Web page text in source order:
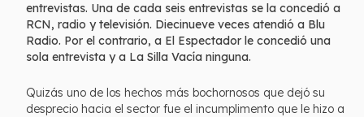
entrevistas. Una de cada seis entrevistas se la concedió a
RCN, radio y televisión. Diecinueve veces atendió a Blu
Radio. Por el contrario, a El Espectador le concedió una
sola entrevista y a La Silla Vacía ninguna.
Quizás uno de los hechos más bochornosos que dejó su
desprecio hacia el sector fue el incumplimento que le hizo a